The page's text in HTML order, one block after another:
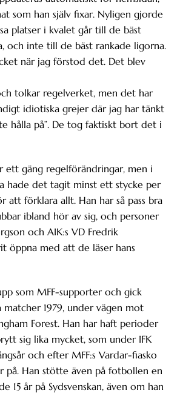
som han själv fixar. Nyligen gjorde
platser i kvalet går till de bäst
och inte till de bäst rankade ligorna.
när jag förstod det. Det blev
tolkar regelverket, men det har
idiotiska grejer där jag har tänkt
hålla på”. De tog faktiskt bort det i
ett gäng regelförändringar, men i
hade det tagit minst ett stycke per
att förklara allt. Han har så pass bra
ibland hör av sig, och personer
och AIK:s VD Fredrik
öppna med att de läser hans
som MFF-supporter och gick
matcher 1979, under vägen mot
Forest. Han har haft perioder
sig lika mycket, som under IFK
och efter MFF:s Vardar-fiasko
på. Han stötte även på fotbollen en
15 år på Sydsvenskan, även om han